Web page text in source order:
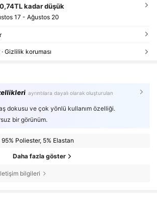
kadar düşük
17 - Ağustos 20
Gizlilik koruması
ayrıntılara dayalı olarak oluşturulan
dokusu ve çok yönlü kullanım özelliği.
bir görünüm.
95% Poliester, 5% Elastan
Daha fazla göster
bilgileri